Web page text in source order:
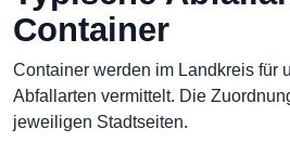
Container
Container werden im Landkreis für
Abfallarten vermittelt. Die
jeweiligen Stadtseiten.